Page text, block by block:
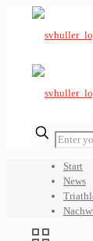
Start
News